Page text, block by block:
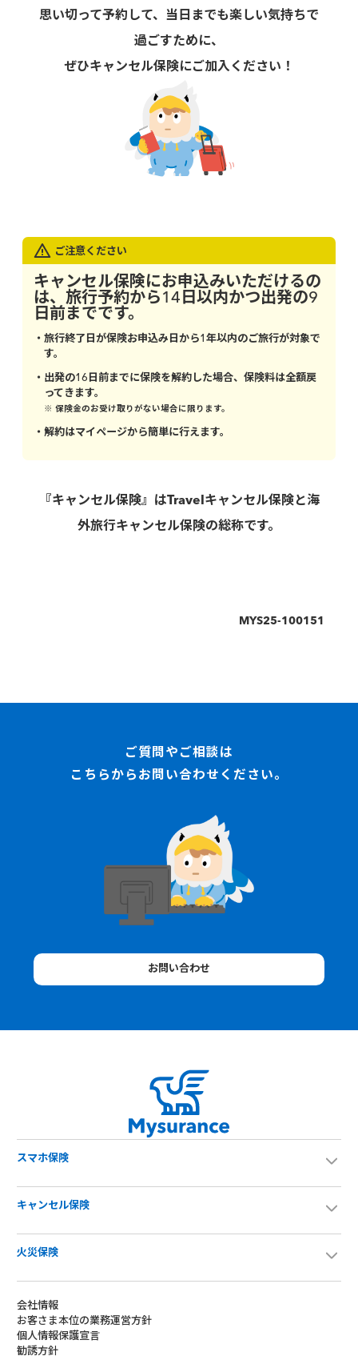
思い切って予約して、当日までも楽しい気持ちで
過ごすために、
ぜひキャンセル保険にご加入ください！
ご注意ください
キャンセル保険にお申込みいただけるの
は、旅行予約から14日以内かつ出発の9
日前までです。
・旅行終了日が保険お申込み日から1年以内のご旅行が対象で
す。
・出発の16日前までに保険を解約した場合、保険料は全額戻
ってきます。
※ 保険金のお受け取りがない場合に限ります。
・解約はマイページから簡単に行えます。
『キャンセル保険』はTravelキャンセル保険と海
外旅行キャンセル保険の総称です。
MYS25-100151
ご質問やご相談は
こちらからお問い合わせください。
お問い合わせ
スマホ保険
キャンセル保険
火災保険
会社情報
お客さま本位の業務運営方針
個人情報保護宣言
勧誘方針